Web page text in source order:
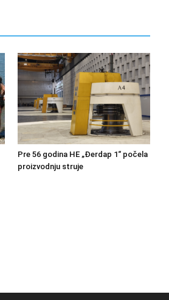
Pre 56 godina HE „Đerdap 1“ počela
proizvodnju struje